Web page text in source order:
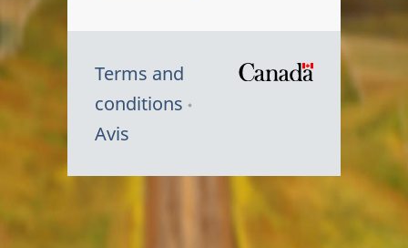
Terms and
conditions
Avis
Symbole
Canada